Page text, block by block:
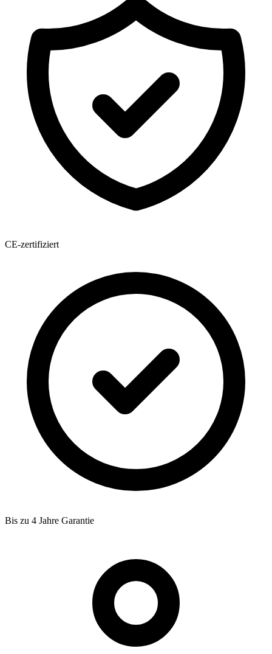
CE-zertifiziert
Bis zu 4 Jahre Garantie